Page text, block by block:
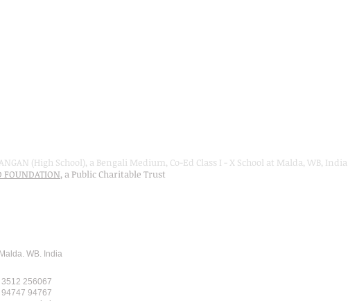
ANGAN (High School), a Bengali Medium, Co-Ed Class I - X School at Malda, WB, India
FOUNDATION, a Public Charitable Trust
WB. India
256067
94767